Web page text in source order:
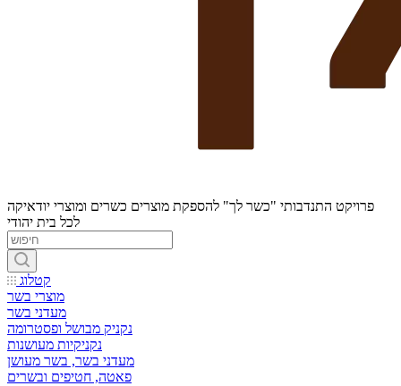
פרויקט התנדבותי "כשר לך" להספקת מוצרים כשרים ומוצרי יודאיקה
לכל בית יהודי
קטלוג
מוצרי בשר
מעדני בשר
נקניק מבושל ופסטרומה
נקניקיות מעושנות
מעדני בשר, בשר מעושן
פאטה, חטיפים ובשרים